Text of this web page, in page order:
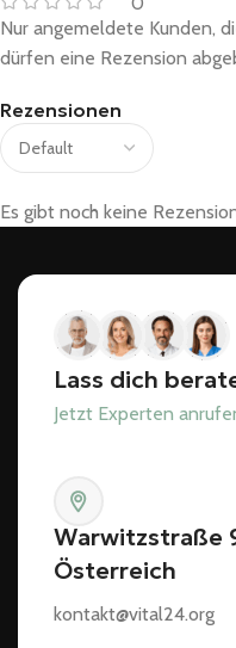
Rezensionen
Es gibt noch keine
Nur angemeldete Kunden,
dürfen eine Rezension
Lass dich
Jetzt Experten
Warwitzstraße
Österreich
kontakt@vital24.org